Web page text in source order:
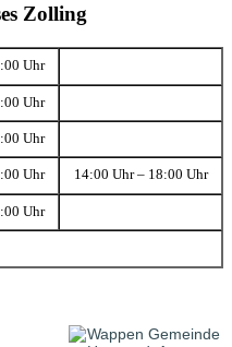
Zolling
Uhr
Uhr
Uhr
Uhr 14:00 Uhr – 18:00 Uhr
Uhr